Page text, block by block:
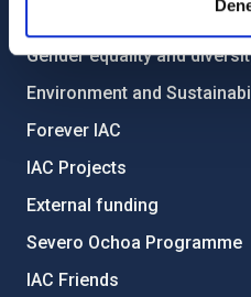
Code of ethics and anti-
Gender equality and
Environment and
Forever IAC
IAC Projects
External funding
Severo Ochoa Programme
IAC Friends